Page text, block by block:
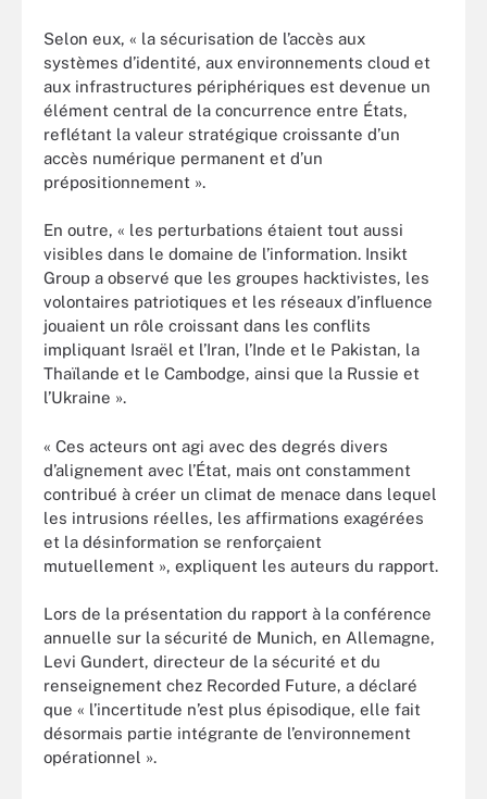
Selon eux, « la sécurisation de l’accès aux
systèmes d’identité, aux environnements cloud et
aux infrastructures périphériques est devenue un
élément central de la concurrence entre États,
reflétant la valeur stratégique croissante d’un
accès numérique permanent et d’un
prépositionnement ».
En outre, « les perturbations étaient tout aussi
visibles dans le domaine de l’information. Insikt
Group a observé que les groupes hacktivistes, les
volontaires patriotiques et les réseaux d’influence
jouaient un rôle croissant dans les conflits
impliquant Israël et l’Iran, l’Inde et le Pakistan, la
Thaïlande et le Cambodge, ainsi que la Russie et
l’Ukraine ».
« Ces acteurs ont agi avec des degrés divers
d’alignement avec l’État, mais ont constamment
contribué à créer un climat de menace dans lequel
les intrusions réelles, les affirmations exagérées
et la désinformation se renforçaient
mutuellement », expliquent les auteurs du rapport.
Lors de la présentation du rapport à la conférence
annuelle sur la sécurité de Munich, en Allemagne,
Levi Gundert, directeur de la sécurité et du
renseignement chez Recorded Future, a déclaré
que « l’incertitude n’est plus épisodique, elle fait
désormais partie intégrante de l’environnement
opérationnel ».